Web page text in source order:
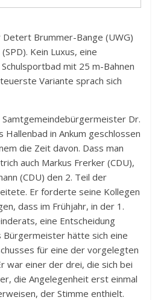
Brummer-Bange (UWG)
Kein Luxus, eine
mit 25 m-Bahnen
Variante sprach sich
Samtgemeindebürgermeister Dr.
in Ankum geschlossen
die Zeit davon. Dass man
auch Markus Frerker (CDU),
(CDU) den 2. Teil der
Er forderte seine Kollegen
dass im Frühjahr, in der 1.
eine Entscheidung
Bürgermeister hätte sich eine
für eine der vorgelegten
war einer der drei, die sich bei
die Angelegenheit erst einmal
der Stimme enthielt.